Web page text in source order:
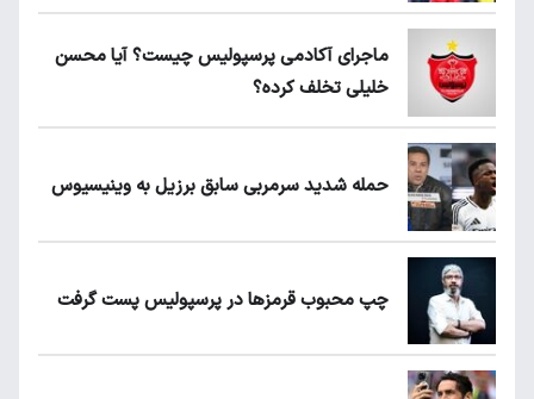
ماجرای آکادمی پرسپولیس چیست؟ آیا محسن
خلیلی تخلف کرده؟
حمله شدید سرمربی سابق برزیل به وینیسیوس
چپ محبوب قرمزها در پرسپولیس پست گرفت